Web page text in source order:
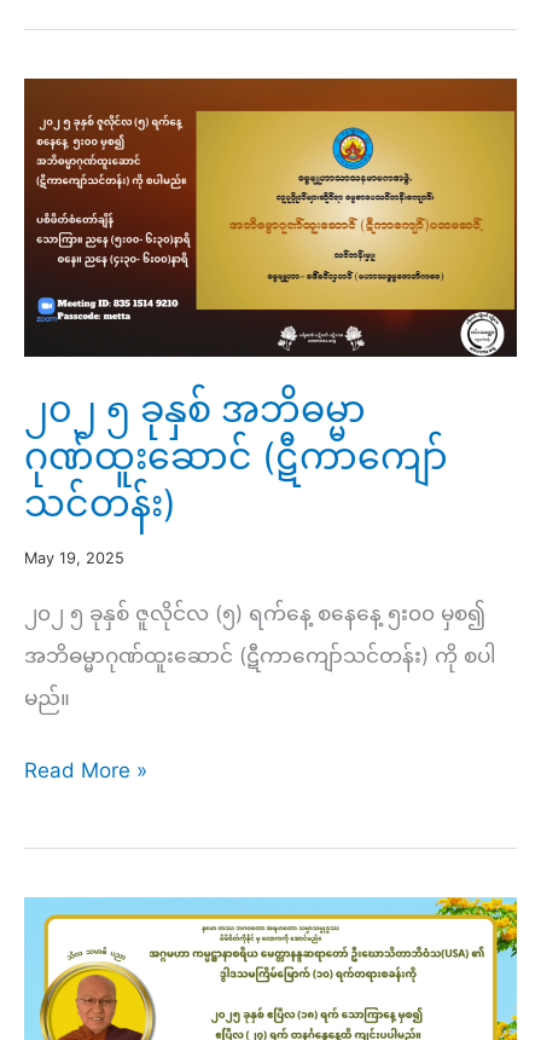
ကြိမ်
မြောက်၊
(၁၀)
ရက်
စခန်း
၂၀၂ ၅ ခုနှစ် အဘိဓမ္မာ
ဂုဏ်ထူးဆောင် (ဋီကာကျော်
သင်တန်း)
May 19, 2025
၂၀၂ ၅ ခုနှစ် ဇူလိုင်လ (၅) ရက်နေ့ စနေနေ့ ၅း၀၀ မှစ၍
အဘိဓမ္မာဂုဏ်ထူးဆောင် (ဋီကာကျော်သင်တန်း) ကို စပါ
မည်။
၂၀၂
ခု
နှစ်
Read More »